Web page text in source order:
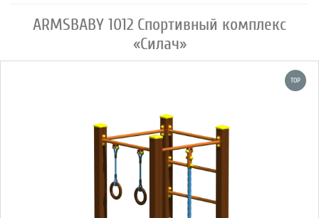
ARMSBABY 1012 Спортивный комплекс
«Силач»
TOP